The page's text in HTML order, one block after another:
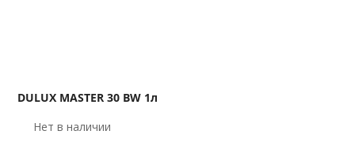
DULUX MASTER 30 BW 1л
Нет в наличии